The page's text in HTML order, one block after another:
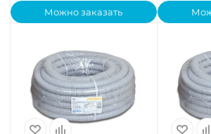
Можно заказать